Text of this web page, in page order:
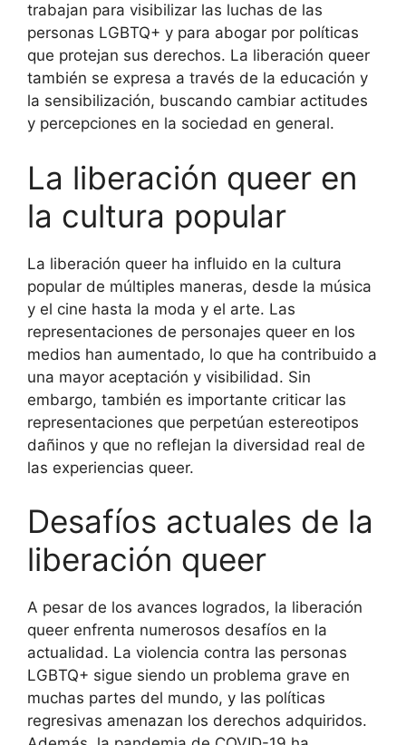
trabajan para visibilizar las luchas de las
personas LGBTQ+ y para abogar por políticas
que protejan sus derechos. La liberación queer
también se expresa a través de la educación y
la sensibilización, buscando cambiar actitudes
y percepciones en la sociedad en general.
La liberación queer en
la cultura popular
La liberación queer ha influido en la cultura
popular de múltiples maneras, desde la música
y el cine hasta la moda y el arte. Las
representaciones de personajes queer en los
medios han aumentado, lo que ha contribuido a
una mayor aceptación y visibilidad. Sin
embargo, también es importante criticar las
representaciones que perpetúan estereotipos
dañinos y que no reflejan la diversidad real de
las experiencias queer.
Desafíos actuales de la
liberación queer
A pesar de los avances logrados, la liberación
queer enfrenta numerosos desafíos en la
actualidad. La violencia contra las personas
LGBTQ+ sigue siendo un problema grave en
muchas partes del mundo, y las políticas
regresivas amenazan los derechos adquiridos.